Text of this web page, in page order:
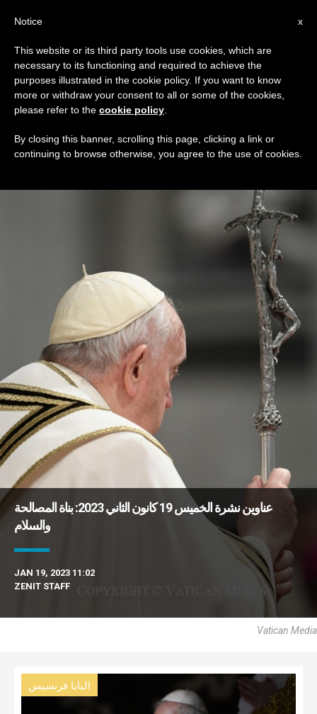
DAY
January 19th, 2023
DERNIÈRES NOUVELLES
عناوين نشرة الخميس 19 كانون الثاني 2023: بناة المصالحة
والسلام
JAN 19, 2023 11:02
ZENIT STAFF
Vatican Media
البابا فرنسيس
x
Notice
This website or its third party tools use cookies, which are
necessary to its functioning and required to achieve the
purposes illustrated in the cookie policy. If you want to know
more or withdraw your consent to all or some of the cookies,
please refer to the cookie policy
By closing this banner, scrolling this page, clicking a link or
continuing to browse otherwise, you agree to the use of cookies.